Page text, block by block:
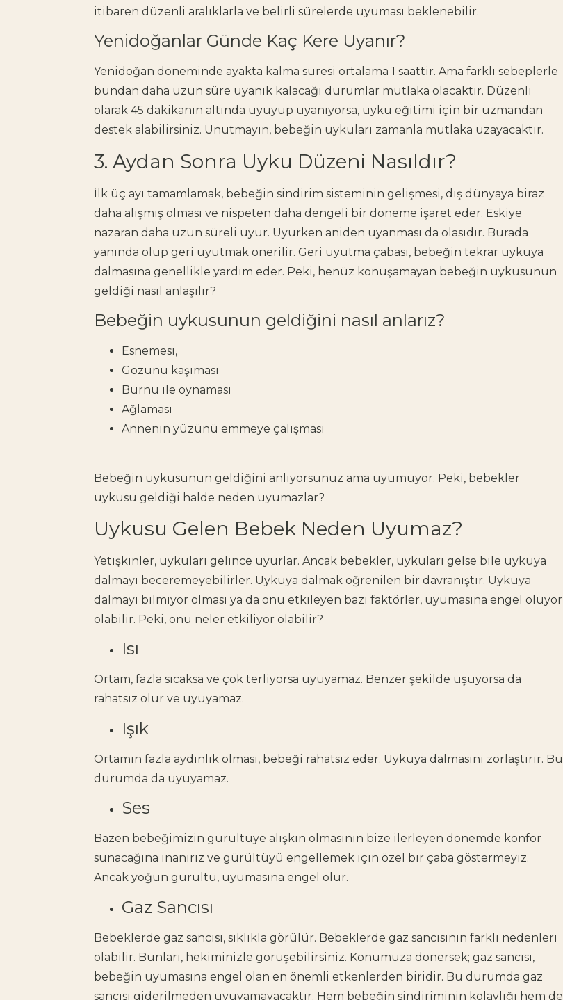
itibaren düzenli aralıklarla ve belirli sürelerde uyuması beklenebilir.
Yenidoğanlar Günde Kaç Kere Uyanır?
Yenidoğan döneminde ayakta kalma süresi ortalama 1 saattir. Ama farklı sebeplerle
bundan daha uzun süre uyanık kalacağı durumlar mutlaka olacaktır. Düzenli
olarak 45 dakikanın altında uyuyup uyanıyorsa, uyku eğitimi için bir uzmandan
destek alabilirsiniz. Unutmayın, bebeğin uykuları zamanla mutlaka uzayacaktır.
3. Aydan Sonra Uyku Düzeni Nasıldır?
İlk üç ayı tamamlamak, bebeğin sindirim sisteminin gelişmesi, dış dünyaya biraz
daha alışmış olması ve nispeten daha dengeli bir döneme işaret eder. Eskiye
nazaran daha uzun süreli uyur. Uyurken aniden uyanması da olasıdır. Burada
yanında olup geri uyutmak önerilir. Geri uyutma çabası, bebeğin tekrar uykuya
dalmasına genellikle yardım eder. Peki, henüz konuşamayan bebeğin uykusunun
geldiği nasıl anlaşılır?
Bebeğin uykusunun geldiğini nasıl anlarız?
Esnemesi,
Gözünü kaşıması
Burnu ile oynaması
Ağlaması
Annenin yüzünü emmeye çalışması
Bebeğin uykusunun geldiğini anlıyorsunuz ama uyumuyor. Peki, bebekler
uykusu geldiği halde neden uyumazlar?
Uykusu Gelen Bebek Neden Uyumaz?
Yetişkinler, uykuları gelince uyurlar. Ancak bebekler, uykuları gelse bile uykuya
dalmayı beceremeyebilirler. Uykuya dalmak öğrenilen bir davranıştır. Uykuya
dalmayı bilmiyor olması ya da onu etkileyen bazı faktörler, uyumasına engel oluyor
olabilir. Peki, onu neler etkiliyor olabilir?
Isı
Ortam, fazla sıcaksa ve çok terliyorsa uyuyamaz. Benzer şekilde üşüyorsa da
rahatsız olur ve uyuyamaz.
Işık
Ortamın fazla aydınlık olması, bebeği rahatsız eder. Uykuya dalmasını zorlaştırır. Bu
durumda da uyuyamaz.
Ses
Bazen bebeğimizin gürültüye alışkın olmasının bize ilerleyen dönemde konfor
sunacağına inanırız ve gürültüyü engellemek için özel bir çaba göstermeyiz.
Ancak yoğun gürültü, uyumasına engel olur.
Gaz Sancısı
Bebeklerde gaz sancısı, sıklıkla görülür. Bebeklerde gaz sancısının farklı nedenleri
olabilir. Bunları, hekiminizle görüşebilirsiniz. Konumuza dönersek; gaz sancısı,
bebeğin uyumasına engel olan en önemli etkenlerden biridir. Bu durumda gaz
sancısı giderilmeden uyuyamayacaktır. Hem bebeğin sindiriminin kolaylığı hem de